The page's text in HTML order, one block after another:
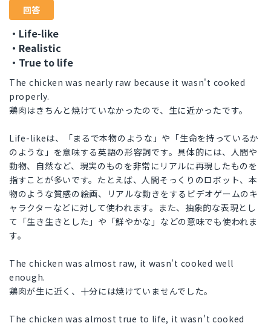
回答
・Life-like
・Realistic
・True to life
The chicken was nearly raw because it wasn't cooked
properly.
鶏肉はきちんと焼けていなかったので、生に近かったです。
Life-likeは、「まるで本物のような」や「生命を持っているか
のような」を意味する英語の形容詞です。具体的には、人間や
動物、自然など、現実のものを非常にリアルに再現したものを
指すことが多いです。たとえば、人間そっくりのロボット、本
物のような質感の絵画、リアルな動きをするビデオゲームのキ
ャラクターなどに対して使われます。また、抽象的な表現とし
て「生き生きとした」や「鮮やかな」などの意味でも使われま
す。
The chicken was almost raw, it wasn't cooked well
enough.
鶏肉が生に近く、十分には焼けていませんでした。
The chicken was almost true to life, it wasn't cooked